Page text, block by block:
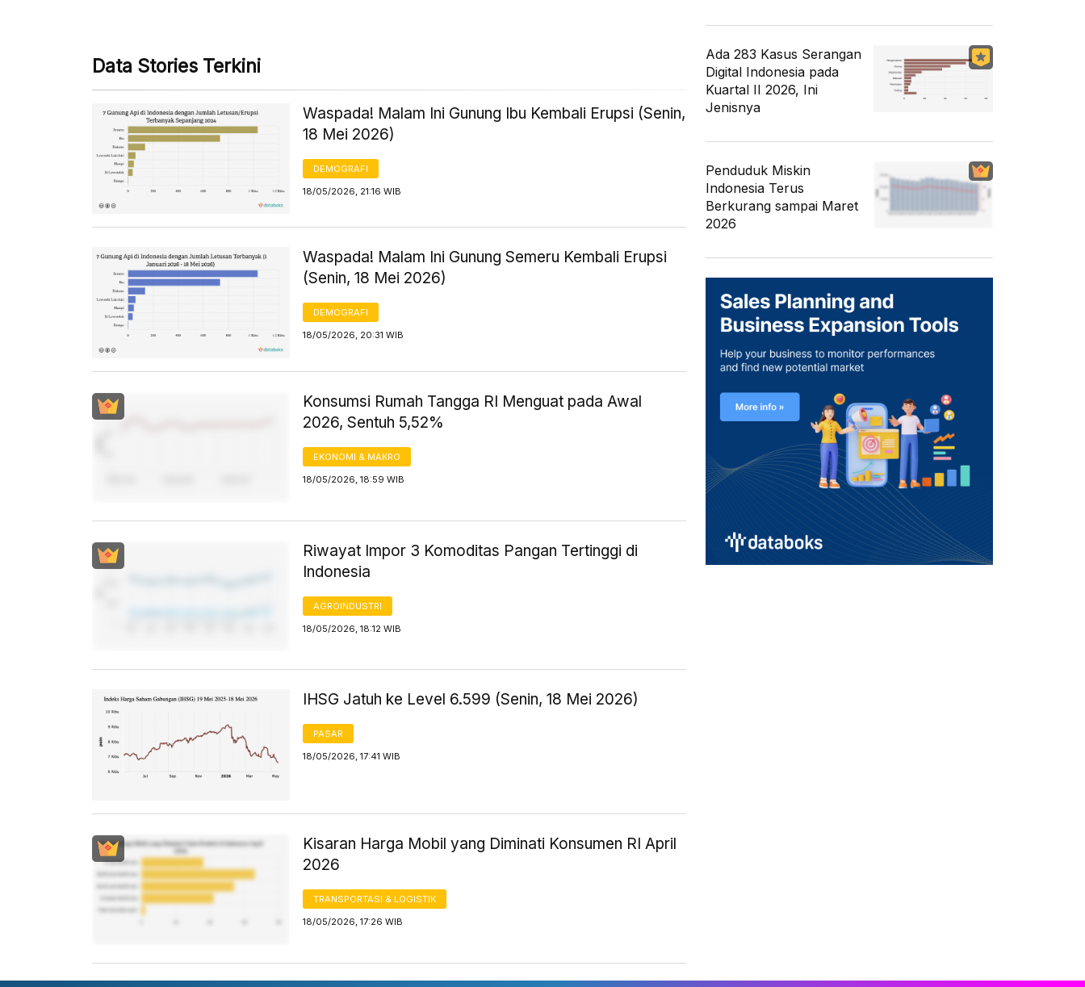
Data Stories Terkini
Waspada! Malam Ini Gunung Ibu Kembali Erupsi (Senin,
18 Mei 2026)
DEMOGRAFI
18/05/2026, 21:16 WIB
Waspada! Malam Ini Gunung Semeru Kembali Erupsi
(Senin, 18 Mei 2026)
DEMOGRAFI
18/05/2026, 20:31 WIB
Konsumsi Rumah Tangga RI Menguat pada Awal
2026, Sentuh 5,52%
EKONOMI & MAKRO
18/05/2026, 18:59 WIB
Riwayat Impor 3 Komoditas Pangan Tertinggi di
Indonesia
AGROINDUSTRI
18/05/2026, 18:12 WIB
IHSG Jatuh ke Level 6.599 (Senin, 18 Mei 2026)
PASAR
18/05/2026, 17:41 WIB
Kisaran Harga Mobil yang Diminati Konsumen RI April
2026
TRANSPORTASI & LOGISTIK
18/05/2026, 17:26 WIB
Ada 283 Kasus Serangan
Digital Indonesia pada
Kuartal II 2026, Ini
Jenisnya
Penduduk Miskin
Indonesia Terus
Berkurang sampai Maret
2026